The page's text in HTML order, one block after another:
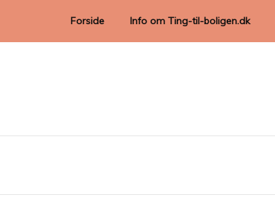
Forside Info om Ting-til-boligen.dk